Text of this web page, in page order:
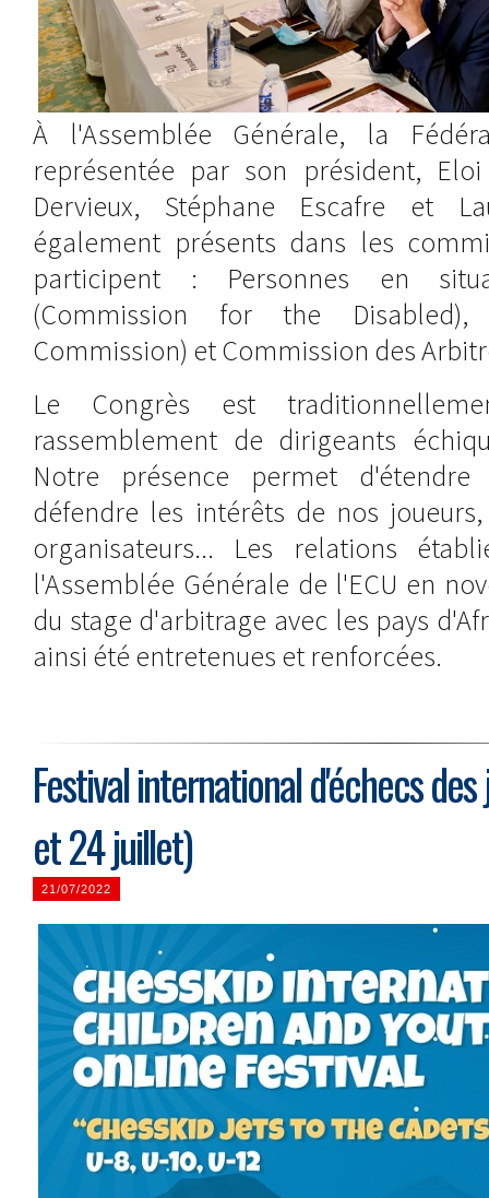
À l'Assemblée Générale, la
représentée par son président,
Dervieux, Stéphane Escafre et
également présents dans les
participent : Personnes en
(Commission for the Disabled),
Commission) et Commission des
Le Congrès est
rassemblement de dirigeants
Notre présence permet
défendre les intérêts de nos
organisateurs... Les relations
l'Assemblée Générale de l'ECU en
du stage d'arbitrage avec les pays
ainsi été entretenues et renforcées.
Festival international d'échecs
et 24 juillet)
21/07/2022